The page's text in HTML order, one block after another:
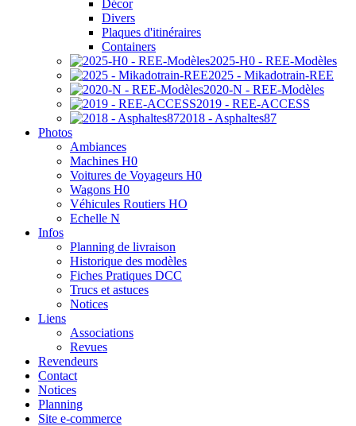
Décor
Divers
Plaques d'itinéraires
Containers
2025-H0 - REE-Modèles
2025 - Mikadotrain-REE
2020-N - REE-Modèles
2019 - REE-ACCESS
2018 - Asphaltes87
Photos
Ambiances
Machines H0
Voitures de Voyageurs H0
Wagons H0
Véhicules Routiers HO
Echelle N
Infos
Planning de livraison
Historique des modèles
Fiches Pratiques DCC
Trucs et astuces
Notices
Liens
Associations
Revues
Revendeurs
Contact
Notices
Planning
Site e-commerce